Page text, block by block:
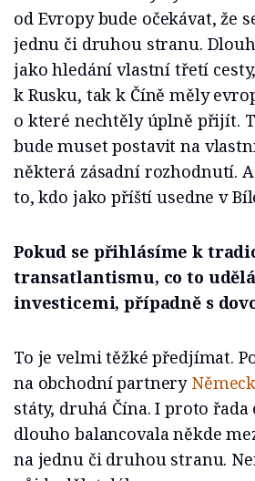
od Evropy bude očekávat, že
jednu či druhou stranu.
jako hledání vlastní třetí
k Rusku, tak k Číně měly
o které nechtěly úplně přijít.
bude muset postavit na
některá zásadní rozhodnutí.
to, kdo jako příští usedne v
Pokud se přihlásíme k
transatlantismu, co to
investicemi, případně s
To je velmi těžké předjímat.
na obchodní partnery
státy, druhá Čína. I proto
dlouho balancovala někde
na jednu či druhou stranu.